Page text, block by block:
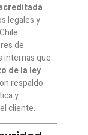
legales y
de
internas que
de la ley.
respaldo
y
cliente.